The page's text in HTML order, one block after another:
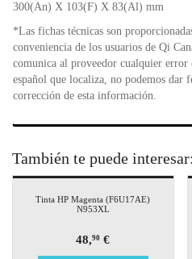
300(An) X 103(F) X 83(Al) mm
*Las fichas técnicas son
conveniencia de los usuarios de Qi
comunica al proveedor cualquier
español que localiza, no podemos dar
corrección de esta información.
También te puede interesar:
Tinta HP Magenta (F6U17AE)
N953XL
48,90 €